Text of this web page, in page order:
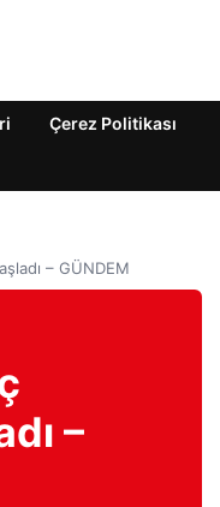
Çerez Politikası
– GÜNDEM
–